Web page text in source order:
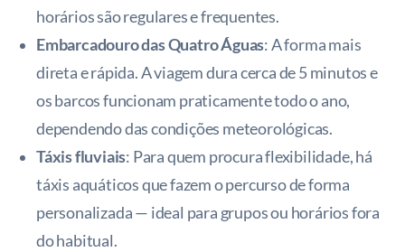
horários são regulares e frequentes.
Embarcadouro das Quatro Águas: A forma mais
direta e rápida. A viagem dura cerca de 5 minutos e
os barcos funcionam praticamente todo o ano,
dependendo das condições meteorológicas.
Táxis fluviais: Para quem procura flexibilidade, há
táxis aquáticos que fazem o percurso de forma
personalizada — ideal para grupos ou horários fora
do habitual.